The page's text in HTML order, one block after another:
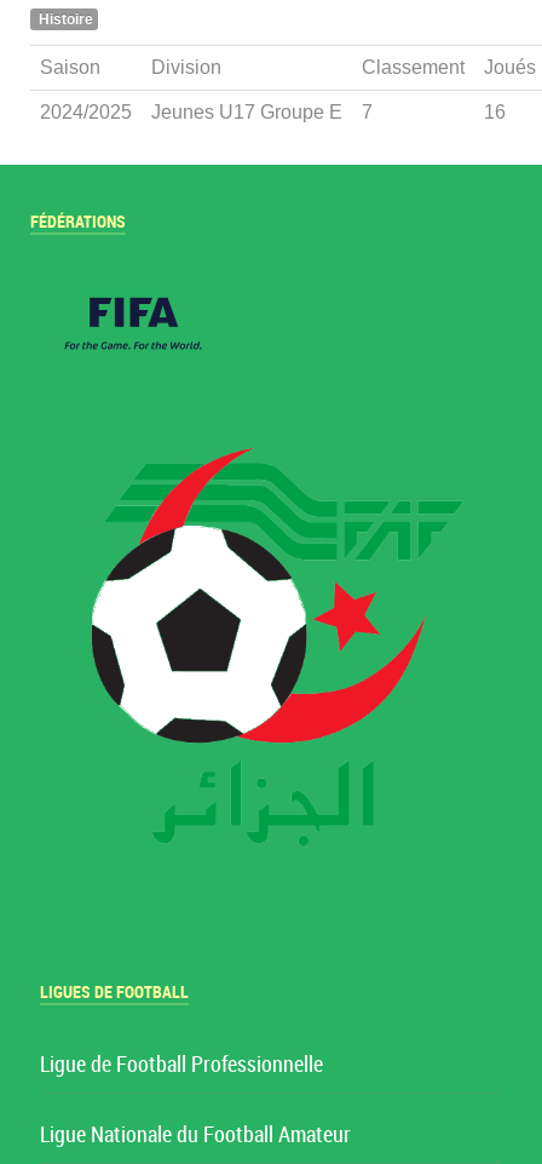
Histoire
Saison Division Classement Joués
2024/2025 Jeunes U17 Groupe E 7 16
FÉDÉRATIONS
LIGUES DE FOOTBALL
Ligue de Football Professionnelle
Ligue Nationale du Football Amateur